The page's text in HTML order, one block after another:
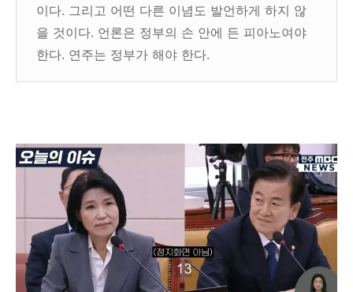
이다. 그리고 어떤 다른 이념도 발언하게 하지 않
을 것이다. 언론은 정부의 손 안에 든 피아노여야
한다. 연주는 정부가 해야 한다.